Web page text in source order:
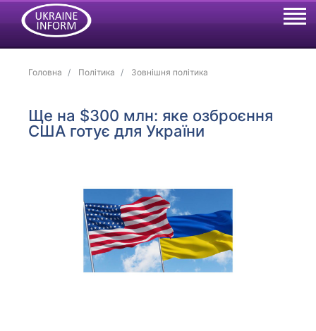
Головна Політика Зовнішня політика
Ще на $300 млн: яке озброєння
США готує для України